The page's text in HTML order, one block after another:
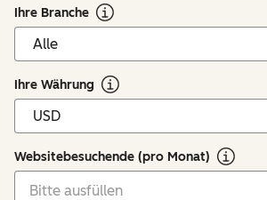
Ihre Branche
Ihre Währung
Websitebesuchende (pro Monat)